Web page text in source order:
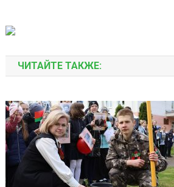
ЧИТАЙТЕ ТАКЖЕ: